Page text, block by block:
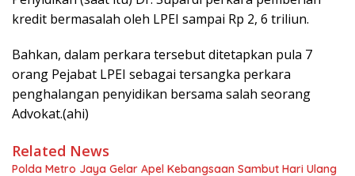
kredit bermasalah oleh LPEI sampai Rp 2, 6 triliun.
Bahkan, dalam perkara tersebut ditetapkan pula 7
orang Pejabat LPEI sebagai tersangka perkara
penghalangan penyidikan bersama salah seorang
Advokat.(ahi)
Related News
Polda Metro Jaya Gelar Apel Kebangsaan Sambut Hari Ulang